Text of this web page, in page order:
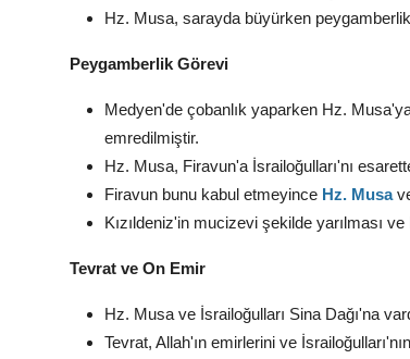
Hz. Musa, sarayda büyürken peygamberlik
Peygamberlik Görevi
Medyen'de çobanlık yaparken Hz.
emredilmiştir.
Hz. Musa, Firavun'a İsrailoğulları'nı
Firavun bunu kabul etmeyince Hz. Musa
Kızıldeniz'in mucizevi şekilde yarılması
Tevrat ve On Emir
Hz. Musa ve İsrailoğulları Sina Dağı'na
Tevrat, Allah'ın emirlerini ve